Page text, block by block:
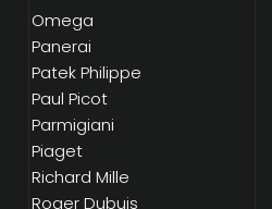
Omega
Panerai
Patek Philippe
Paul Picot
Parmigiani
Piaget
Richard Mille
Roger Dubuis